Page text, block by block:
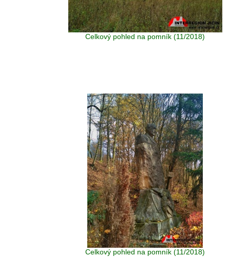
Celkový pohled na pomník (11/2018)
Celkový pohled na pomník (11/2018)